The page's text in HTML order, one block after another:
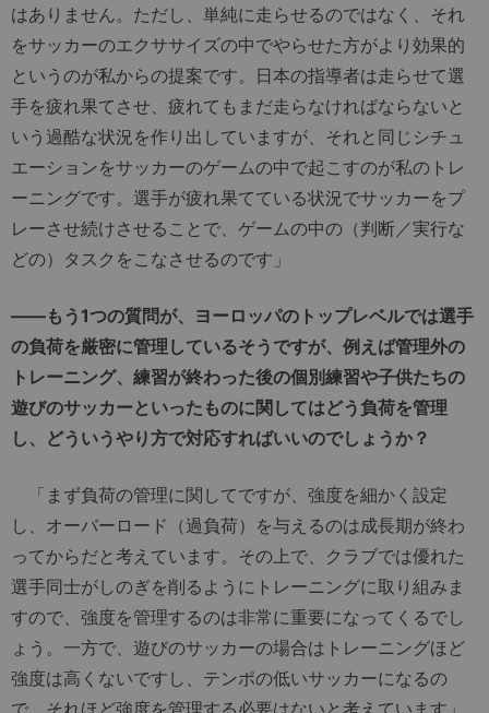
はありません。ただし、単純に走らせるのではなく、それ
をサッカーのエクササイズの中でやらせた方がより効果的
というのが私からの提案です。日本の指導者は走らせて選
手を疲れ果てさせ、疲れてもまだ走らなければならないと
いう過酷な状況を作り出していますが、それと同じシチュ
エーションをサッカーのゲームの中で起こすのが私のトレ
ーニングです。選手が疲れ果てている状況でサッカーをプ
レーさせ続けさせることで、ゲームの中の（判断／実行な
どの）タスクをこなさせるのです」
――もう1つの質問が、ヨーロッパのトップレベルでは選手
の負荷を厳密に管理しているそうですが、例えば管理外の
トレーニング、練習が終わった後の個別練習や子供たちの
遊びのサッカーといったものに関してはどう負荷を管理
し、どういうやり方で対応すればいいのでしょうか？
「まず負荷の管理に関してですが、強度を細かく設定
し、オーバーロード（過負荷）を与えるのは成長期が終わ
ってからだと考えています。その上で、クラブでは優れた
選手同士がしのぎを削るようにトレーニングに取り組みま
すので、強度を管理するのは非常に重要になってくるでし
ょう。一方で、遊びのサッカーの場合はトレーニングほど
強度は高くないですし、テンポの低いサッカーになるの
で、それほど強度を管理する必要はないと考えています」